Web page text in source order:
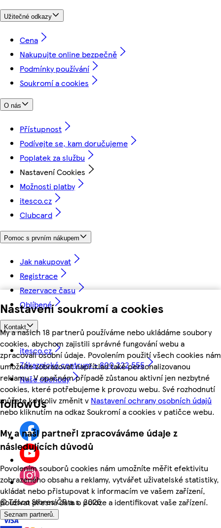
Nastavení soukromí a cookies
My a našich 18 partnerů používáme nebo ukládáme soubory
cookies, abychom zajistili správné fungování webu a
zpracovali osobní údaje. Povolením použití všech cookies nám
umožníte zobrazovat například také personalizovanou
reklamu. V opačném případě zůstanou aktivní jen nezbytné
cookies, které potřebujeme k provozu webu. Své rozhodnutí
můžete kdykoliv změnit v Nastavení ochrany osobních údajů
nebo kliknutím na odkaz Soukromí a cookies v patičce webu.
My a naši partneři zpracováváme údaje z
následujících důvodů
Povolením souborů cookies nám umožníte měřit efektivitu
zobrazeného obsahu a reklamy, vytvářet uživatelské statistiky,
ukládat nebo přistupovat k informacím ve vašem zařízení,
používat přesná data o poloze a identifikovat vaše zařízení.
Seznam partnerů.
Užitečné odkazy
Cena
Nakupujte online bezpečně
Podmínky používání
Soukromí a cookies
O nás
Přístupnost
Podívejte se, kam doručujeme
Poplatek za službu
Nastavení Cookies
Možnosti platby
itesco.cz
Clubcard
Pomoc s prvním nákupem
Jak nakupovat
Registrace
Rezervace času
Oblíbené
Kontakt
itesco.cz
Zákaznické centrum - 800 222 555
Naše obchody
followUs
©Tesco Stores ČR a.s. 2026